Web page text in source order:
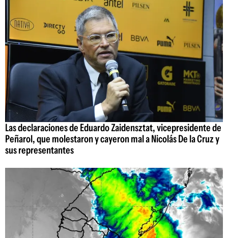
Las declaraciones de Eduardo Zaidensztat, vicepresidente de
Peñarol, que molestaron y cayeron mal a Nicolás De la Cruz y
sus representantes